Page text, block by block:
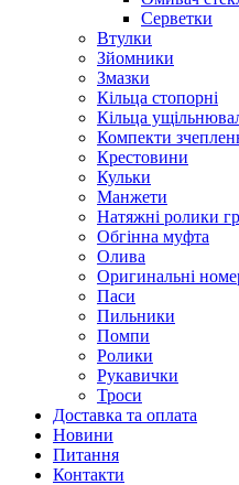
Серветки
Втулки
Зйомники
Змазки
Кільца стопорні
Кільца
Компекти
Крестовини
Кульки
Манжети
Натяжні ролики
Обгінна муфта
Олива
Оригинальні
Паси
Пильники
Помпи
Ролики
Рукавички
Троси
Доставка та оплата
Новини
Питання
Контакти